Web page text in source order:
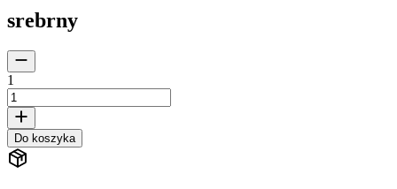
srebrny
1
Do koszyka